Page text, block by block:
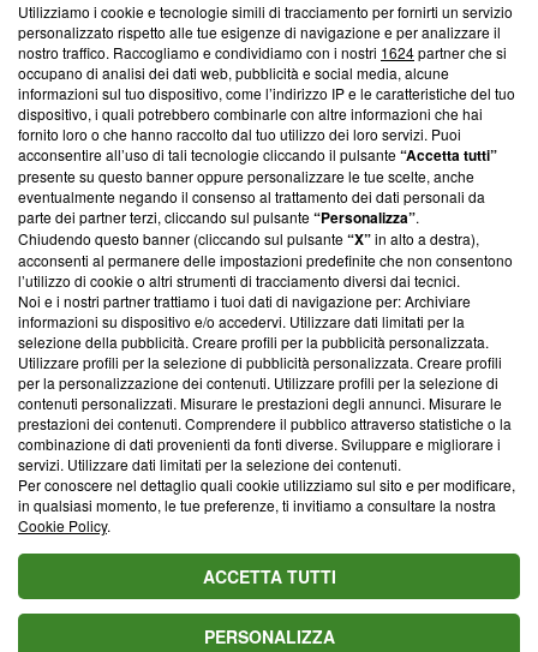
Questa sezione offre informazioni trasparenti su Blasting
News, sui nostri processi editoriali e su come ci impegniamo a
creare news di qualità. Inoltre, afferma la nostra aderenza a
‘Trust Project - News with Integrity’Blasting News non è
ancora membro del programma, ma ha richiesto di farne
parte; Trust Project non ha ancora effettuato una verifica di
conformità agli standard.
Su di noi
Team editoriale
Corporate
Redazione
Informativa Privacy
Cookie Policy
Blasting SA, IDI CHE-247.845.224, Via Carlo Frasca, 3 - 6900
Lugano (Svizzera) Tel:+39 0690258937
© 2026 Blasting News
Utilizziamo i cookie e tecnologie simili di tracciamento per fornirti un servizio
personalizzato rispetto alle tue esigenze di navigazione e per analizzare il
nostro traffico. Raccogliamo e condividiamo con i nostri 1624partner che si
occupano di analisi dei dati web, pubblicità e social media, alcune
informazioni sul tuo dispositivo, come l’indirizzo IP e le caratteristiche del tuo
dispositivo, i quali potrebbero combinarle con altre informazioni che hai
fornito loro o che hanno raccolto dal tuo utilizzo dei loro servizi. Puoi
acconsentire all’uso di tali tecnologie cliccando il pulsante“Accetta tutti”
presente su questo banner oppure personalizzare le tue scelte, anche
eventualmente negando il consenso al trattamento dei dati personali da
parte dei partner terzi, cliccando sul pulsante“Personalizza”.
Chiudendo questo banner (cliccando sul pulsante“X”in alto a destra),
acconsenti al permanere delle impostazioni predefinite che non consentono
l’utilizzo di cookie o altri strumenti di tracciamento diversi dai tecnici.
Noi e i nostri partner trattiamo i tuoi dati di navigazione per: Archiviare
informazioni su dispositivo e/o accedervi. Utilizzare dati limitati per la
selezione della pubblicità. Creare profili per la pubblicità personalizzata.
Utilizzare profili per la selezione di pubblicità personalizzata. Creare profili
per la personalizzazione dei contenuti. Utilizzare profili per la selezione di
contenuti personalizzati. Misurare le prestazioni degli annunci. Misurare le
prestazioni dei contenuti. Comprendere il pubblico attraverso statistiche o la
combinazione di dati provenienti da fonti diverse. Sviluppare e migliorare i
servizi. Utilizzare dati limitati per la selezione dei contenuti.
Per conoscere nel dettaglio quali cookie utilizziamo sul sito e per modificare,
in qualsiasi momento, le tue preferenze, ti invitiamo a consultare la nostra
Cookie Policy.
ACCETTA TUTTI
PERSONALIZZA